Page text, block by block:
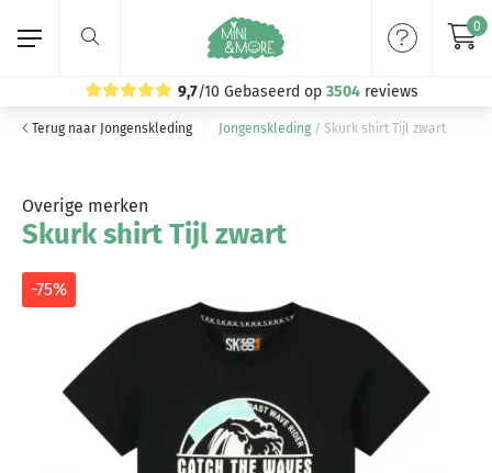
9,7/10 Gebaseerd op 3504 reviews
0
Meisjeskleding
Jongenskleding
Merken
Volg ons:
Terug naar Jongenskleding Jongenskleding / Skurk shirt Tijl zwart
Overige merken
Skurk shirt Tijl zwart
-75%